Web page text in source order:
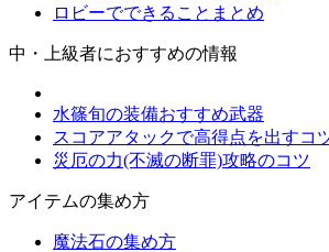
ロビーでできることまとめ
中・上級者におすすめの情報
水篠旬の装備おすすめ武器
スコアアタックで高得点を出すコ
災厄の力(不滅の断罪)攻略のコツ
アイテムの集め方
魔法石の集め方